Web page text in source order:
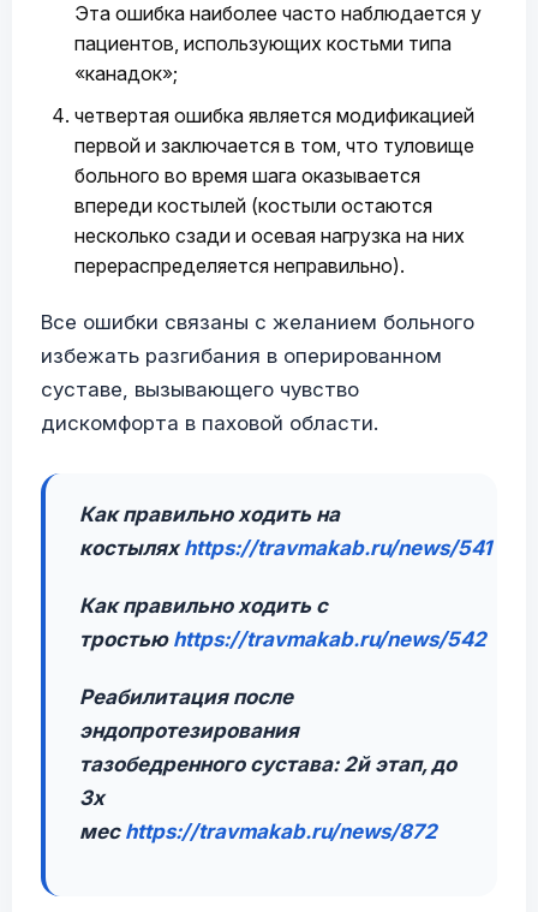
Эта ошибка наиболее часто наблюдается у
пациентов, использующих костьми типа
«канадок»;
четвертая ошибка является модификацией
первой и заключается в том, что туловище
больного во время шага оказывается
впереди костылей (костыли остаются
несколько сзади и осевая нагрузка на них
перераспределяется неправильно).
Все ошибки связаны с желанием больного
избежать разгибания в оперированном
суставе, вызывающего чувство
дискомфорта в паховой области.
Как правильно ходить на
костылях https://travmakab.ru/news/541
Как правильно ходить с
тростью https://travmakab.ru/news/542
Реабилитация после
эндопротезирования
тазобедренного сустава: 2й этап, до
3х
мес https://travmakab.ru/news/872